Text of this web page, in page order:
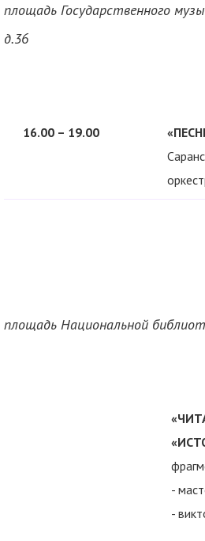
площадь Государственного
д.36
16.00 – 19.00
площадь Национальной
-
-